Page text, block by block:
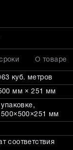
О товаре
куб. метров
мм × 251 мм
500×500×251 мм
соответствия